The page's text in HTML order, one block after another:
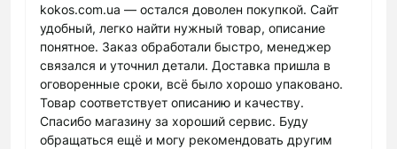
стовідсоткову гарантію придбання потрібної
моделі. Ще одно перевага інтернет-магазину
електроніки "Кокос" - це структурований сайт,
який робить процес купівлі не просто зручним,
але і приємним з естетичної точки зору.
Зокрема, на сайті представлені наступні
категорії:
kokos.com.ua — остался доволен покупкой. Сайт
удобный, легко найти нужный товар, описание
понятное. Заказ обработали быстро, менеджер
связался и уточнил детали. Доставка пришла в
оговоренные сроки, всё было хорошо упаковано.
Товар соответствует описанию и качеству.
Спасибо магазину за хороший сервис. Буду
обращаться ещё и могу рекомендовать другим